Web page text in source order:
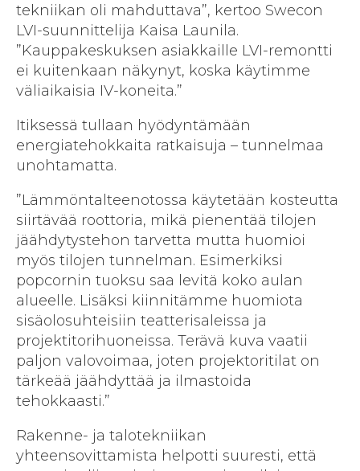
tekniikan oli mahduttava”, kertoo Swecon
LVI-suunnittelija Kaisa Launila.
”Kauppakeskuksen asiakkaille LVI-remontti
ei kuitenkaan näkynyt, koska käytimme
väliaikaisia IV-koneita.”
Itiksessä tullaan hyödyntämään
energiatehokkaita ratkaisuja – tunnelmaa
unohtamatta.
”Lämmöntalteenotossa käytetään kosteutta
siirtävää roottoria, mikä pienentää tilojen
jäähdytystehon tarvetta mutta huomioi
myös tilojen tunnelman. Esimerkiksi
popcornin tuoksu saa levitä koko aulan
alueelle. Lisäksi kiinnitämme huomiota
sisäolosuhteisiin teatterisaleissa ja
projektitorihuoneissa. Terävä kuva vaatii
paljon valovoimaa, joten projektoritilat on
tärkeää jäähdyttää ja ilmastoida
tehokkaasti.”
Rakenne- ja talotekniikan
yhteensovittamista helpotti suuresti, että